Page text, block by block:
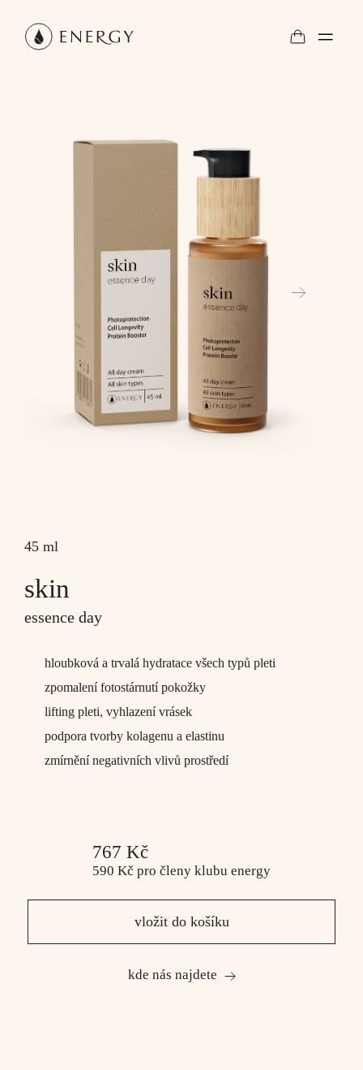
45 ml
skin
essence day
hloubková a trvalá hydratace všech typů pleti
zpomalení fotostárnutí pokožky
lifting pleti, vyhlazení vrásek
podpora tvorby kolagenu a elastinu
zmírnění negativních vlivů prostředí
767 Kč
590 Kč pro členy klubu energy
vložit do košíku
kde nás najdete